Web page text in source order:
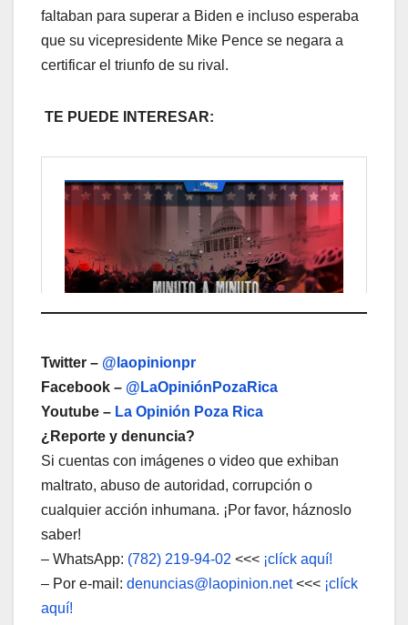
faltaban para superar a Biden e incluso esperaba
que su vicepresidente Mike Pence se negara a
certificar el triunfo de su rival.
TE PUEDE INTERESAR:
Twitter – @laopinionpr
Facebook – @LaOpiniónPozaRica
Youtube – La Opinión Poza Rica
¿Reporte y denuncia?
Si cuentas con imágenes o video que exhiban
maltrato, abuso de autoridad, corrupción o
cualquier acción inhumana. ¡Por favor, háznoslo
saber!
– WhatsApp: (782) 219-94-02 <<< ¡clíck aquí!
– Por e-mail: denuncias@laopinion.net<<< ¡clíck
aquí!